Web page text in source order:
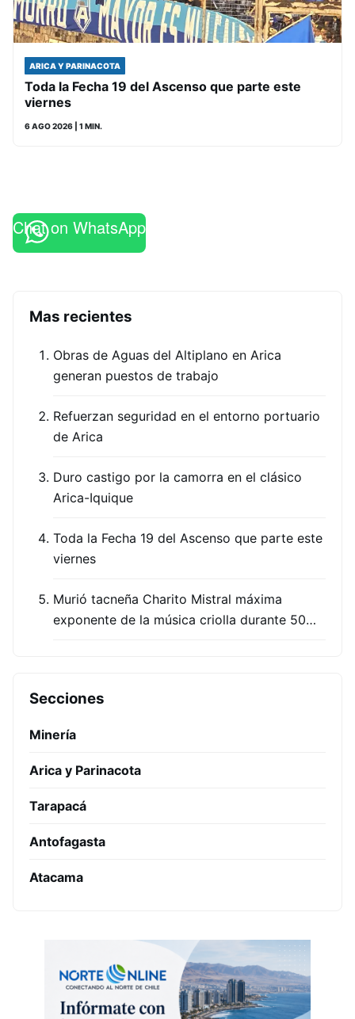
ARICA Y PARINACOTA
Toda la Fecha 19 del Ascenso que parte este
viernes
6 AGO 2026 | 1 MIN.
Chat on WhatsApp
Mas recientes
Obras de Aguas del Altiplano en Arica
generan puestos de trabajo
Refuerzan seguridad en el entorno portuario
de Arica
Duro castigo por la camorra en el clásico
Arica-Iquique
Toda la Fecha 19 del Ascenso que parte este
viernes
Murió tacneña Charito Mistral máxima
exponente de la música criolla durante 50…
Secciones
Minería
Arica y Parinacota
Tarapacá
Antofagasta
Atacama